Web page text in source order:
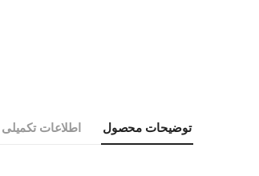
توضیحات محصول اطلاعات تکمیلی